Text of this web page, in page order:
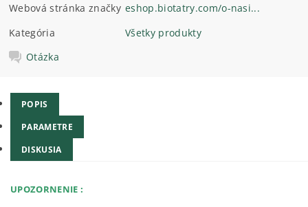
Webová stránka značky eshop.biotatry.com/o-nasi...
Kategória
Všetky produkty
Otázka
POPIS
PARAMETRE
DISKUSIA
UPOZORNENIE :